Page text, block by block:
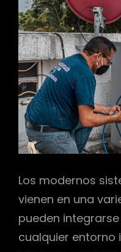
Los modernos
vienen en una
pueden
cualquier entorno